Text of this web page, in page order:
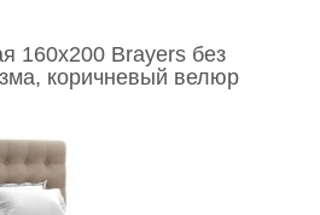
160x200 Brayers без
коричневый велюр